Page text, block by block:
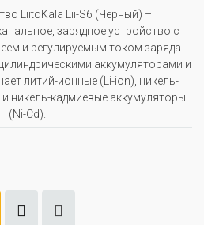
LiitoKala Lii-S6 (Черный) –
зарядное устройство с
и регулируемым током заряда.
аккумуляторами и
литий-ионные (Li-ion), никель-
никель-кадмиевые аккумуляторы
(Ni-Cd).